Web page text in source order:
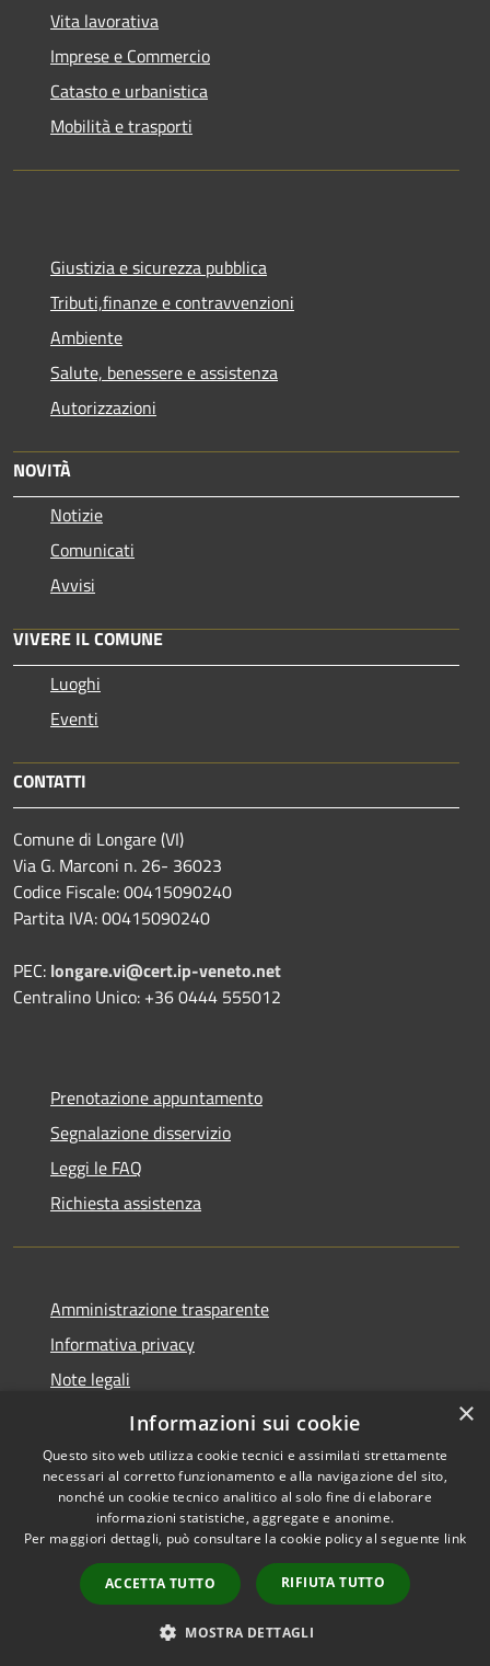
Vita lavorativa
Imprese e Commercio
Catasto e urbanistica
Mobilità e trasporti
Giustizia e sicurezza pubblica
Tributi,finanze e contravvenzioni
Ambiente
Salute, benessere e assistenza
Autorizzazioni
NOVITÀ
Notizie
Comunicati
Avvisi
VIVERE IL COMUNE
Luoghi
Eventi
CONTATTI
Comune di Longare (VI)
Via G. Marconi n. 26- 36023
Codice Fiscale: 00415090240
Partita IVA: 00415090240
PEC: longare.vi@cert.ip-veneto.net
Centralino Unico: +36 0444 555012
Prenotazione appuntamento
Segnalazione disservizio
Leggi le FAQ
Richiesta assistenza
Amministrazione trasparente
Informativa privacy
Note legali
Dichiarazione di accessibilità
Accessibilità
Copyright © 2026 • Comune di
Longare • Powered by
Municipium•
Accesso
redazione
×
Informazioni sui cookie
Questo sito web utilizza cookie tecnici e assimilati strettamente
necessari al corretto funzionamento e alla navigazione del sito,
nonché un cookie tecnico analitico al solo fine di elaborare
informazioni statistiche, aggregate e anonime.
Per maggiori dettagli, può consultare la cookie policy al seguente link
ACCETTA TUTTO RIFIUTA TUTTO
MOSTRA DETTAGLI